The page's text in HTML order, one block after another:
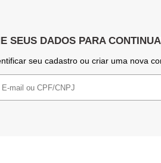
SEUS DADOS PARA
seu cadastro ou criar uma nova